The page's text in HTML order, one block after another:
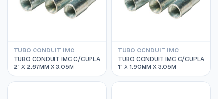
TUBO CONDUIT IMC
TUBO CONDUIT IMC C/CUPLA
2" X 2.67MM X 3.05M
TUBO CONDUIT IMC
TUBO CONDUIT IMC C/CUPLA
1" X 1.90MM X 3.05M